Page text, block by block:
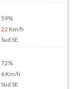
59%
22 Km/h
Sud SE
72%
6Km/h
Sud SE